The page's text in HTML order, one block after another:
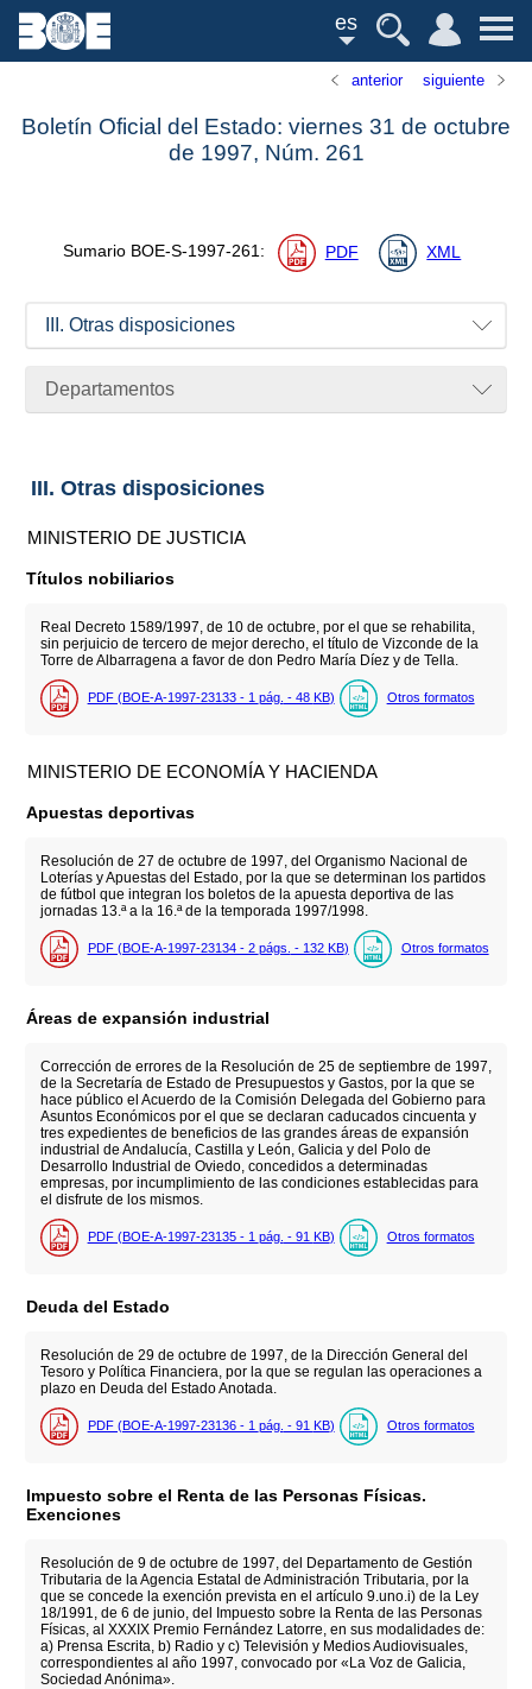
es
anterior siguiente
Boletín Oficial del Estado: viernes 31 de octubre
de 1997, Núm. 261
Sumario BOE-S-1997-261: PDF XML
III. Otras disposiciones
Departamentos
III. Otras disposiciones
MINISTERIO DE JUSTICIA
Títulos nobiliarios
Real Decreto 1589/1997, de 10 de octubre, por el que se rehabilita,
sin perjuicio de tercero de mejor derecho, el título de Vizconde de la
Torre de Albarragena a favor de don Pedro María Díez y de Tella.
PDF (BOE-A-1997-23133 - 1 pág. - 48 KB) Otros formatos
MINISTERIO DE ECONOMÍA Y HACIENDA
Apuestas deportivas
Resolución de 27 de octubre de 1997, del Organismo Nacional de
Loterías y Apuestas del Estado, por la que se determinan los partidos
de fútbol que integran los boletos de la apuesta deportiva de las
jornadas 13.ª a la 16.ª de la temporada 1997/1998.
PDF (BOE-A-1997-23134 - 2 págs. - 132 KB) Otros formatos
Áreas de expansión industrial
Corrección de errores de la Resolución de 25 de septiembre de 1997,
de la Secretaría de Estado de Presupuestos y Gastos, por la que se
hace público el Acuerdo de la Comisión Delegada del Gobierno para
Asuntos Económicos por el que se declaran caducados cincuenta y
tres expedientes de beneficios de las grandes áreas de expansión
industrial de Andalucía, Castilla y León, Galicia y del Polo de
Desarrollo Industrial de Oviedo, concedidos a determinadas
empresas, por incumplimiento de las condiciones establecidas para
el disfrute de los mismos.
PDF (BOE-A-1997-23135 - 1 pág. - 91 KB) Otros formatos
Deuda del Estado
Resolución de 29 de octubre de 1997, de la Dirección General del
Tesoro y Política Financiera, por la que se regulan las operaciones a
plazo en Deuda del Estado Anotada.
PDF (BOE-A-1997-23136 - 1 pág. - 91 KB) Otros formatos
Impuesto sobre el Renta de las Personas Físicas.
Exenciones
Resolución de 9 de octubre de 1997, del Departamento de Gestión
Tributaria de la Agencia Estatal de Administración Tributaria, por la
que se concede la exención prevista en el artículo 9.uno.i) de la Ley
18/1991, de 6 de junio, del Impuesto sobre la Renta de las Personas
Físicas, al XXXIX Premio Fernández Latorre, en sus modalidades de:
a) Prensa Escrita, b) Radio y c) Televisión y Medios Audiovisuales,
correspondientes al año 1997, convocado por «La Voz de Galicia,
Sociedad Anónima».